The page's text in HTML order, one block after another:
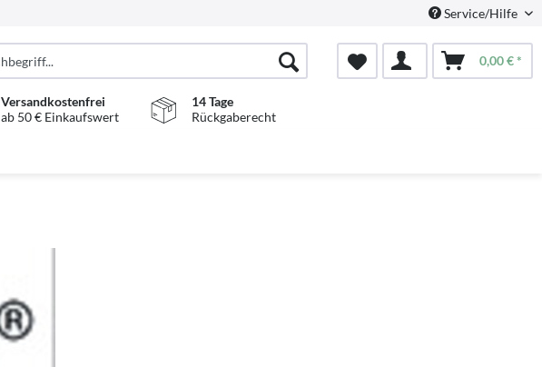
Service/Hilfe
0,00 € *
Versandkostenfrei
ab 50 € Einkaufswert
14 Tage
Rückgaberecht